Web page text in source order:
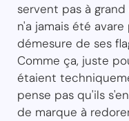
servent pas à
n'a jamais été
démesure de ses
Comme ça, juste
étaient
pense pas qu'ils
de marque à